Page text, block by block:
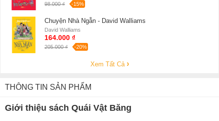
98.000 ₫ -15%
Chuyện Nhà Ngẫn - David Walliams
David Walliams
164.000 ₫
205.000 ₫ -20%
Xem Tất Cả
THÔNG TIN SẢN PHẨM
Giới thiệu sách Quái Vật Băng